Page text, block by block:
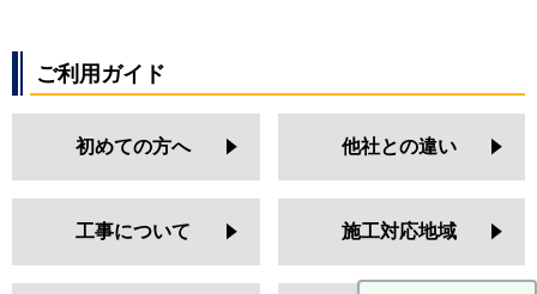
ご利用ガイド
初めての方へ 他社との違い
工事について 施工対応地域